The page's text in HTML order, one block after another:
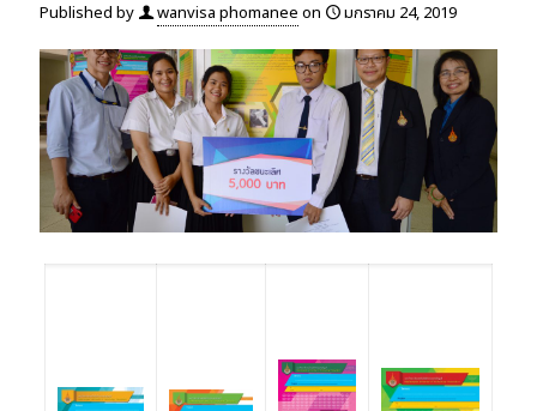
Published by wanvisa phomanee on มกราคม 24, 2019